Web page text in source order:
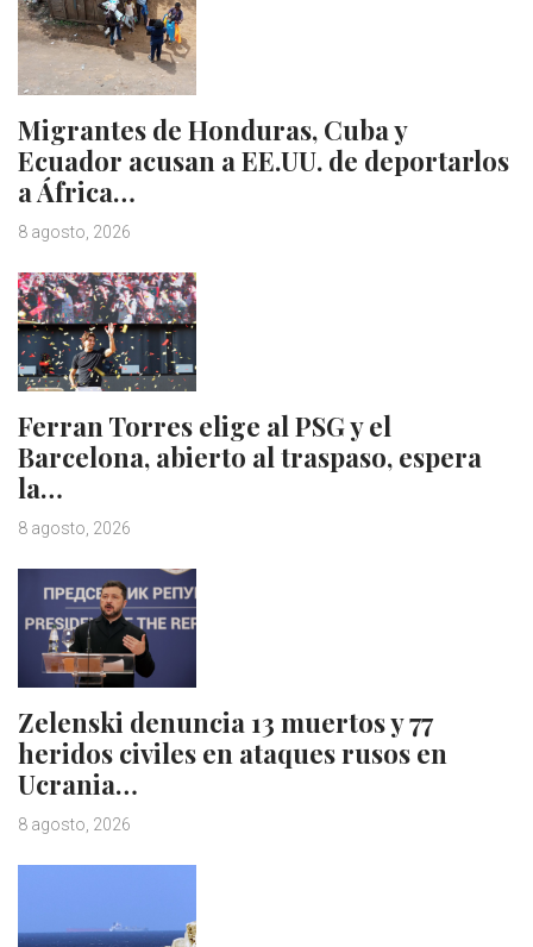
Migrantes de Honduras, Cuba y
Ecuador acusan a EE.UU. de deportarlos
a África…
8 agosto, 2026
Ferran Torres elige al PSG y el
Barcelona, abierto al traspaso, espera
la…
8 agosto, 2026
Zelenski denuncia 13 muertos y 77
heridos civiles en ataques rusos en
Ucrania…
8 agosto, 2026